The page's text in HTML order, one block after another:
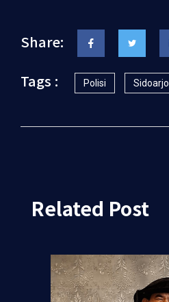
Share:
Tags :
Polisi Sidoarjo
Related Post